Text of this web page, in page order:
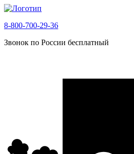
8-800-700-29-36
Звонок по России бесплатный